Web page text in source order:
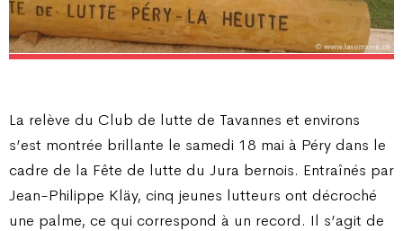
La relève du Club de lutte de Tavannes et environs
s’est montrée brillante le samedi 18 mai à Péry dans le
cadre de la Fête de lutte du Jura bernois. Entraînés par
Jean-Philippe Kläy, cinq jeunes lutteurs ont décroché
une palme, ce qui correspond à un record. Il s’agit de